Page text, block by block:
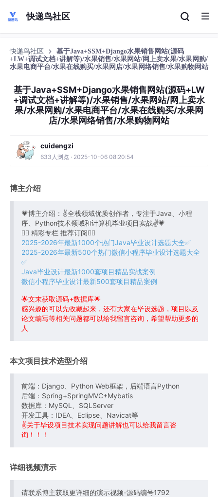
快递鸟社区
快递鸟社区
基于Java+SSM+Django水果销售网站(源码
+LW+调试文档+讲解等)/水果销售/水果网站/网上卖水果/水果网购/
水果电商平台/水果在线购买/水果网店/水果网络销售/水果购物网站
基于Java+SSM+Django水果销售网站(源码+LW
+调试文档+讲解等)/水果销售/水果网站/网上卖水
果/水果网购/水果电商平台/水果在线购买/水果网
店/水果网络销售/水果购物网站
cuidengzi
633人浏览 · 2025-10-06 08:20:54
博主介绍
💗博主介绍：✌全栈领域优质创作者，专注于Java、小程
序、Python技术领域和计算机毕业项目实战✌💗
👇🏻 精彩专栏 推荐订阅👇🏻
2025-2026年最新1000个热门Java毕业设计选题大全✅
2025-2026年最新500个热门微信小程序毕业设计选题大全
✅
Java毕业设计最新1000套项目精品实战案例
微信小程序毕业设计最新500套项目精品案例
🌟文末获取源码+数据库🌟
感兴趣的可以先收藏起来，还有大家在毕设选题，项目以及
论文编写等相关问题都可以给我留言咨询，希望帮助更多的
人
本文项目技术选型介绍
前端：Django、Python Web框架，后端语言Python
后端：Spring+SpringMVC+Mybatis
数据库：MySQL、SQLServer
开发工具：IDEA、Eclipse、Navicat等
✌关于毕设项目技术实现问题讲解也可以给我留言咨
询！！！
详细视频演示
请联系博主获取更详细的演示视频-源码编号1792